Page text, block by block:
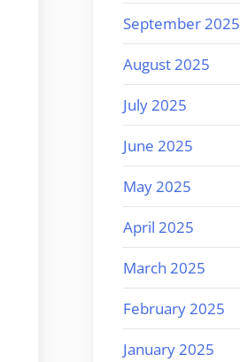
September 2025
August 2025
July 2025
June 2025
May 2025
April 2025
March 2025
February 2025
January 2025